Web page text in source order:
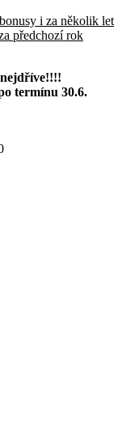
i za několik let
předchozí rok
termínu 30.6.